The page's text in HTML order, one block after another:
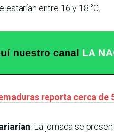
entre 16 y 18 °C.
reporta cerca
. La jornada se